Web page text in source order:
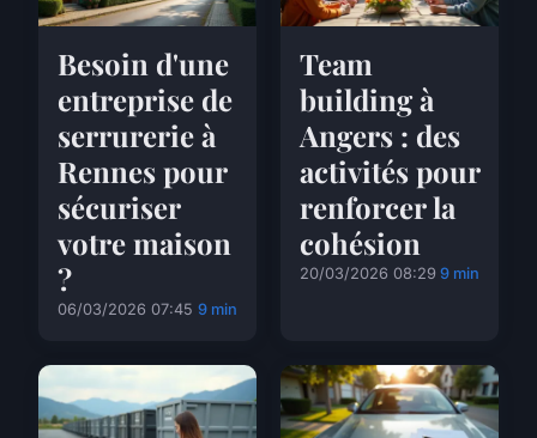
Besoin d'une
entreprise de
serrurerie à
Rennes pour
sécuriser
votre maison
?
06/03/2026 07:45 9 min
Team
building à
Angers : des
activités pour
renforcer la
cohésion
20/03/2026 08:29 9 min